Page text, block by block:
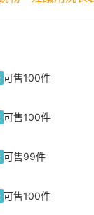
可售100件
可售100件
可售99件
可售100件